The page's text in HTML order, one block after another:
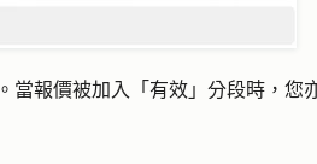
。當報價被加入「有效」分段時，您